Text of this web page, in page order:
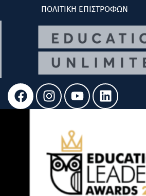
ΠΟΛΙΤΙΚΗ ΕΠΙΣΤΡΟΦΩΝ